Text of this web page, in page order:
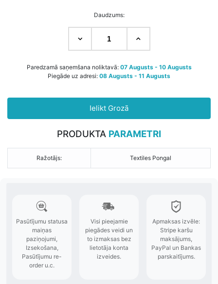
Daudzums:
Paredzamā saņemšana noliktavā: 07 Augusts - 10 Augusts
Piegāde uz adresi: 08 Augusts - 11 Augusts
Ielikt Grozā
PRODUKTA PARAMETRI
Ražotājs: Textiles Pongal